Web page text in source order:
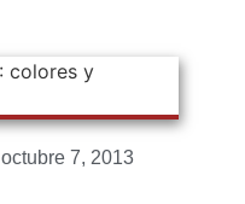
octubre 7, 2013